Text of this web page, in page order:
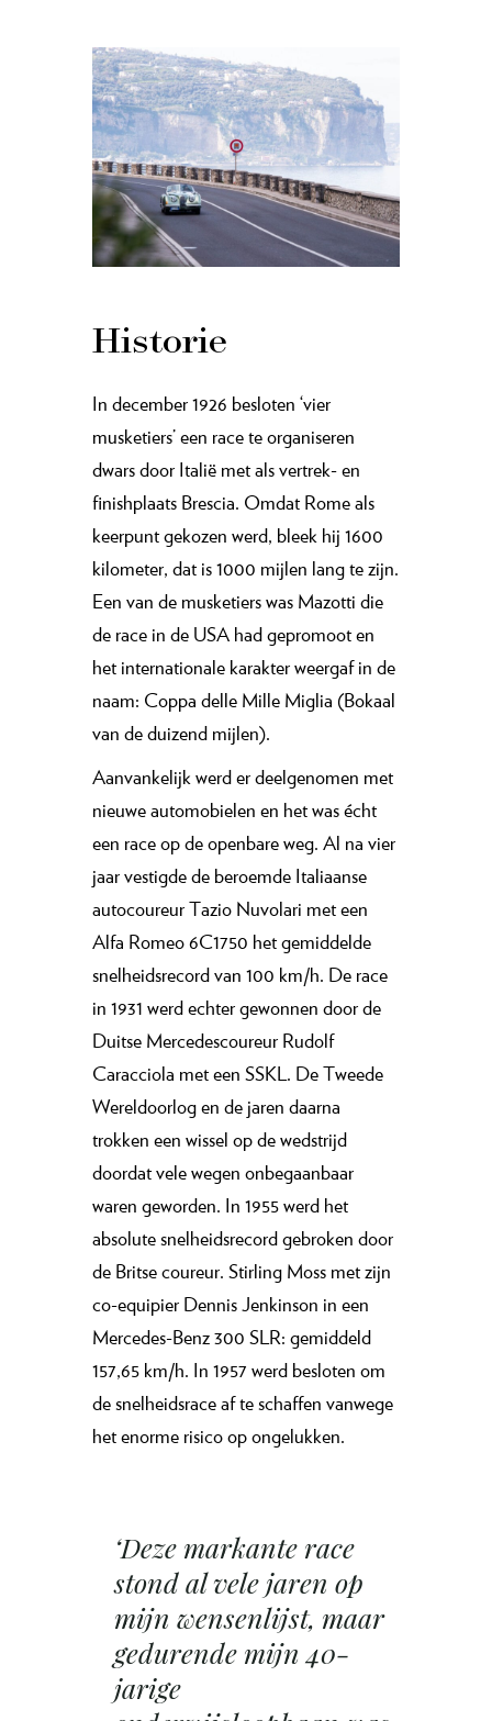
Historie
In december 1926 besloten ‘vier
musketiers’ een race te organiseren
dwars door Italië met als vertrek- en
finishplaats Brescia. Omdat Rome als
keerpunt gekozen werd, bleek hij 1600
kilometer, dat is 1000 mijlen lang te zijn.
Een van de musketiers was Mazotti die
de race in de USA had gepromoot en
het internationale karakter weergaf in de
naam: Coppa delle Mille Miglia (Bokaal
van de duizend mijlen).
Aanvankelijk werd er deelgenomen met
nieuwe automobielen en het was écht
een race op de openbare weg. Al na vier
jaar vestigde de beroemde Italiaanse
autocoureur Tazio Nuvolari met een
Alfa Romeo 6C1750 het gemiddelde
snelheidsrecord van 100 km/h. De race
in 1931 werd echter gewonnen door de
Duitse Mercedescoureur Rudolf
Caracciola met een SSKL. De Tweede
Wereldoorlog en de jaren daarna
trokken een wissel op de wedstrijd
doordat vele wegen onbegaanbaar
waren geworden. In 1955 werd het
absolute snelheidsrecord gebroken door
de Britse coureur. Stirling Moss met zijn
co-equipier Dennis Jenkinson in een
Mercedes-Benz 300 SLR: gemiddeld
157,65 km/h. In 1957 werd besloten om
de snelheidsrace af te schaffen vanwege
het enorme risico op ongelukken.
‘Deze markante race
stond al vele jaren op
mijn wensenlijst, maar
gedurende mijn 40-
jarige